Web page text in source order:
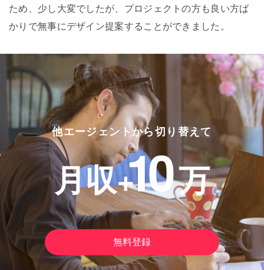
ため、少し大変でしたが、プロジェクトの方も良い方ば
かりで無事にデザイン提案することができました。
他エージェントから切り替えて
月収+10 万
無料登録